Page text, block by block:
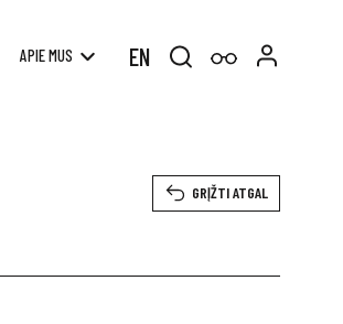
APIE MUS EN
GRĮŽTI ATGAL